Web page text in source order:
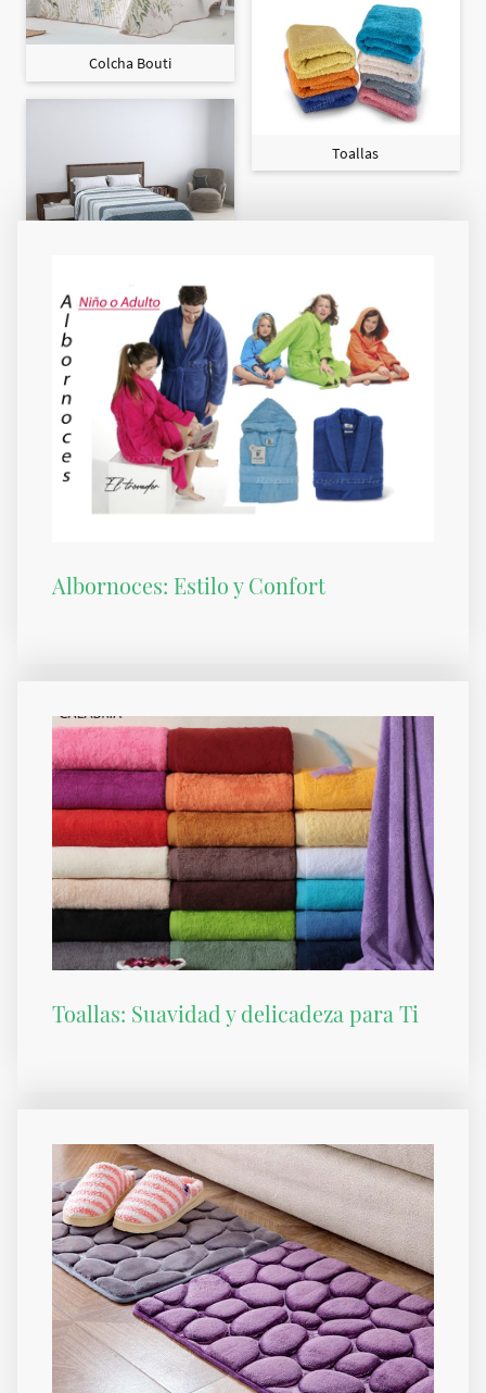
Colcha Bouti
Colcha Maxi
Toallas
Albornoces: Estilo y Confort
Toallas: Suavidad y delicadeza para Ti